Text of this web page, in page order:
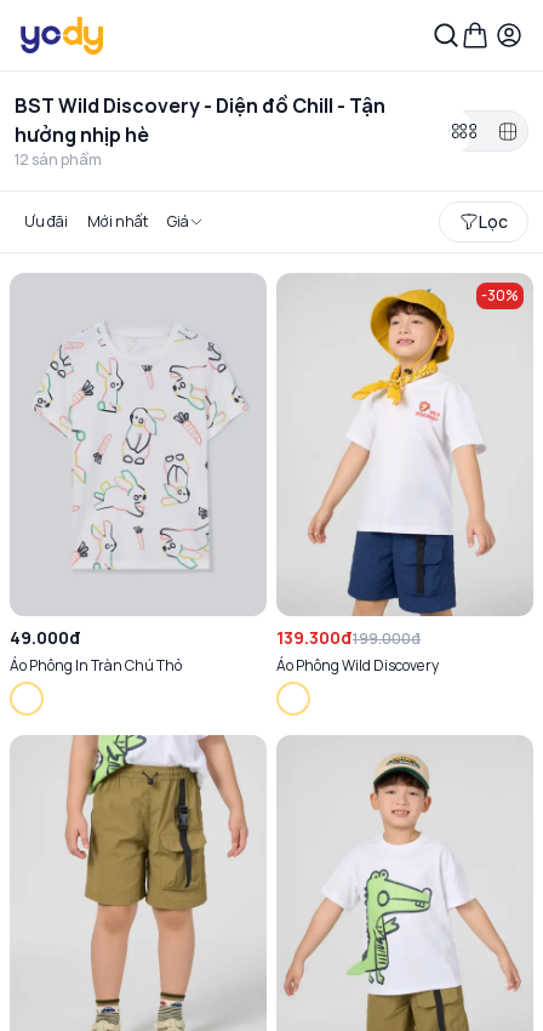
BST Wild Discovery - Diện đồ Chill - Tận
hưởng nhịp hè
12 sản phẩm
Ưu đãi Mới nhất Giá Lọc
49.000đ
Áo Phông In Tràn Chú Thỏ
-30%
139.300đ199.000đ
Áo Phông Wild Discovery